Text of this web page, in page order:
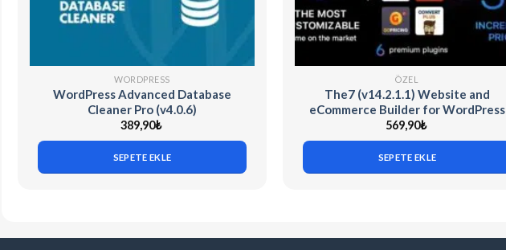
WORDPRESS
WordPress Advanced Database
Cleaner Pro (v4.0.6)
389,90₺
SEPETE EKLE
ÖZEL
The7 (v14.2.1.1) Website and
eCommerce Builder for WordPress
569,90₺
SEPETE EKLE